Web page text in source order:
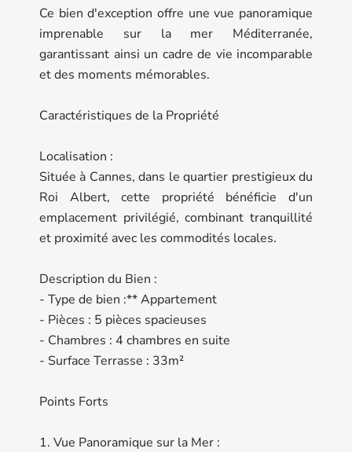
Ce bien d'exception offre une vue panoramique
imprenable sur la mer Méditerranée,
garantissant ainsi un cadre de vie incomparable
et des moments mémorables.
Caractéristiques de la Propriété
Localisation :
Située à Cannes, dans le quartier prestigieux du
Roi Albert, cette propriété bénéficie d'un
emplacement privilégié, combinant tranquillité
et proximité avec les commodités locales.
Description du Bien :
- Type de bien :** Appartement
- Pièces : 5 pièces spacieuses
- Chambres : 4 chambres en suite
- Surface Terrasse : 33m²
Points Forts
1. Vue Panoramique sur la Mer :